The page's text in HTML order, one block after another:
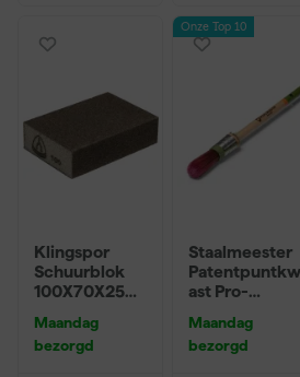
Klingspor
Schuurblok
100X70X25m
P220
Maandag
bezorgd
Onze Top 10
Staalmeester
Patentpuntkw
ast Pro-
10 (2cm)
Maandag
bezorgd